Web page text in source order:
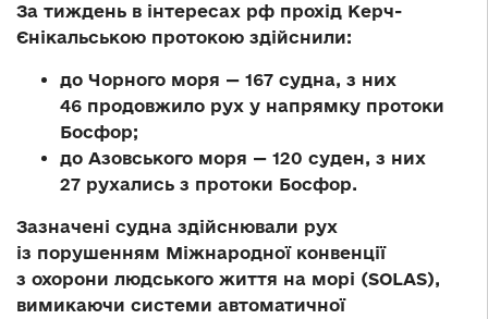
За тиждень в інтересах рф прохід Керч-
Єнікальською протокою здійснили:
до Чорного моря — 167 судна, з них
46 продовжило рух у напрямку протоки
Босфор;
до Азовського моря — 120 суден, з них
27 рухались з протоки Босфор.
Зазначені судна здійснювали рух
із порушенням Міжнародної конвенції
з охорони людського життя на морі (SOLAS),
вимикаючи системи автоматичної